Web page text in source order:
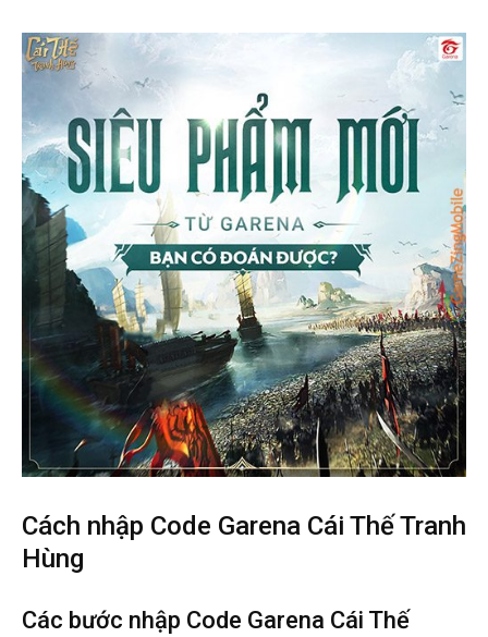
Cách nhập Code Garena Cái Thế Tranh
Hùng
Các bước nhập Code Garena Cái Thế